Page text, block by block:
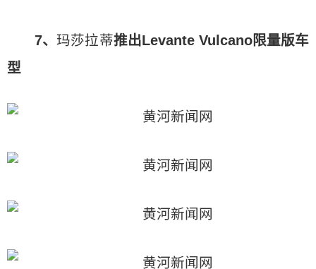
7、玛莎拉蒂推出Levante Vulcano限量版车
型